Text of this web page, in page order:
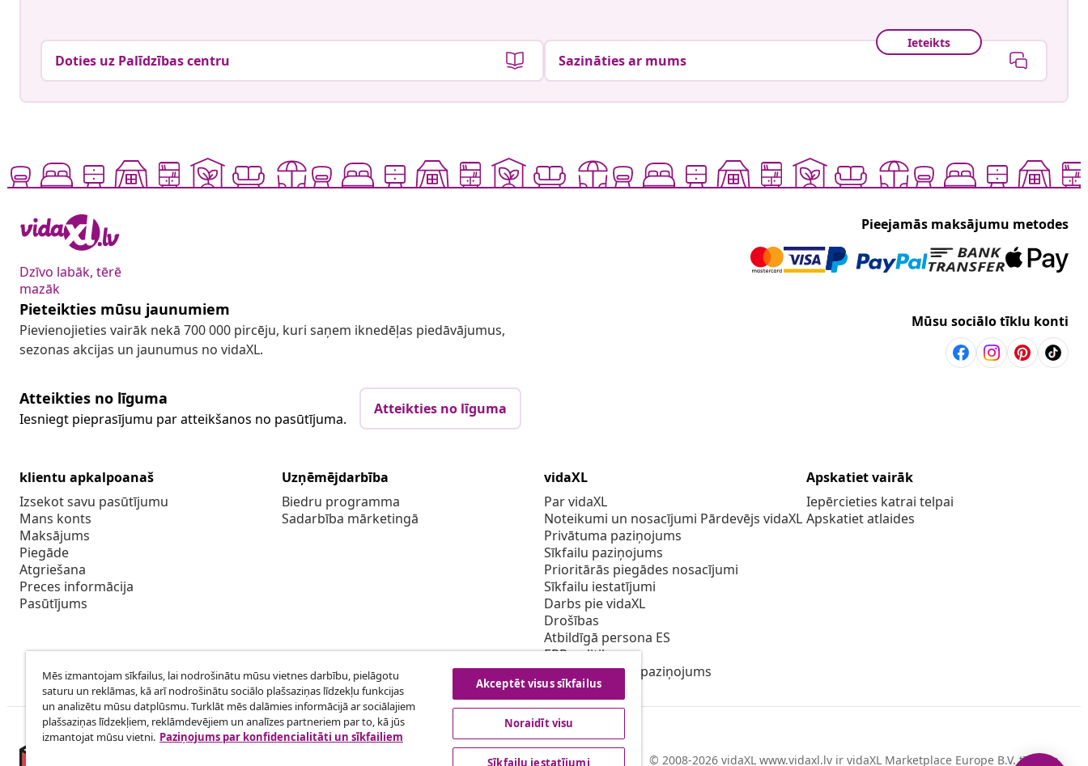
Doties uz Palīdzības centru
Ieteikts
Sazināties ar mums
Dzīvo labāk, tērē
mazāk
Pieejamās maksājumu metodes
Pieteikties mūsu jaunumiem
Pievienojieties vairāk nekā 700 000 pircēju, kuri saņem iknedēļas piedāvājumus,
sezonas akcijas un jaunumus no vidaXL.
Mūsu sociālo tīklu konti
Atteikties no līguma
Iesniegt pieprasījumu par atteikšanos no pasūtījuma.
Atteikties no līguma
klientu apkalpoanaš
Izsekot savu pasūtījumu
Mans konts
Maksājums
Piegāde
Atgriešana
Preces informācija
Pasūtījums
Uzņēmējdarbība
Biedru programma
Sadarbība mārketingā
vidaXL
Par vidaXL
Noteikumi un nosacījumi Pārdevējs vidaXL
Privātuma paziņojums
Sīkfailu paziņojums
Prioritārās piegādes nosacījumi
Sīkfailu iestatījumi
Darbs pie vidaXL
Drošības
Atbildīgā persona ES
EPR politiku
Piekļūstamības paziņojums
Apskatiet vairāk
Iepērcieties katrai telpai
Apskatiet atlaides
© 2008-2026 vidaXL www.vidaxl.lv ir vidaXL Marketplace Europe B.V. tīmekļa
Mēs izmantojam sīkfailus, lai nodrošinātu mūsu vietnes darbību, pielāgotu
saturu un reklāmas, kā arī nodrošinātu sociālo plašsaziņas līdzekļu funkcijas
un analizētu mūsu datplūsmu. Turklāt mēs dalāmies informācijā ar sociālajiem
plašsaziņas līdzekļiem, reklāmdevējiem un analīzes partneriem par to, kā jūs
izmantojat mūsu vietni. Paziņojums par konfidencialitāti un sīkfailiem
Akceptēt visus sīkfailus
Noraidīt visu
Sīkfailu iestatījumi